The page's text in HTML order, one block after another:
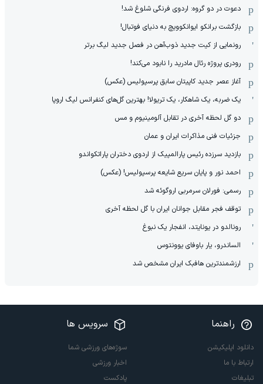
دعوت در دو گروه: اردوی فرنگی شلوغ شد!
بازگشت برانکو ایوانکوویچ به دنیای فوتبال!
رونمایی از کیت جدید ذوب‌آهن در فصل جدید لیگ برتر
رودری پروژه رئال مادرید را نابود می‌کند!
آغاز عصر جدید کاپیتان سابق پرسپولیس (عکس)
یک ضربه، یک شاهکار، یک تریولا! بهترین گل‌های کنفرانس لیگ اروپا
دو گل لحظه آخری در تقابل آلومینیوم و مس
جزئیات فنی مذاکرات ایران و عمان
بازدید سرزده رئیس پارالمپیک از اردوی دختران پاراتکواندو
احمد نور و پایان سریع شایعه پرسپولیس! (عکس)
رسمی: فورلان سرمربی اروگوئه شد
توقف فجر مقابل جوانان ایران با گل لحظه آخری
رونالدو در یونایتد، انفجار یک نبوغ
الساندرو، یار باوفای یوونتوس
ارزشمندترین هافبک ایران مشخص شد
راهنما
دانلود اپلیکیشن
ارتباط با ما
تبلیغات
سرویس ها
سوژه‌های ورزشی شما
اخبار ورزشی
پادکست